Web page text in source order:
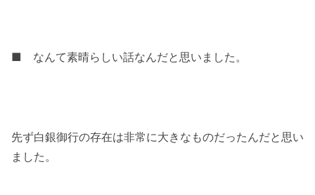
■ なんて素晴らしい話なんだと思いました。
先ず白銀御行の存在は非常に大きなものだったんだと思い
ました。